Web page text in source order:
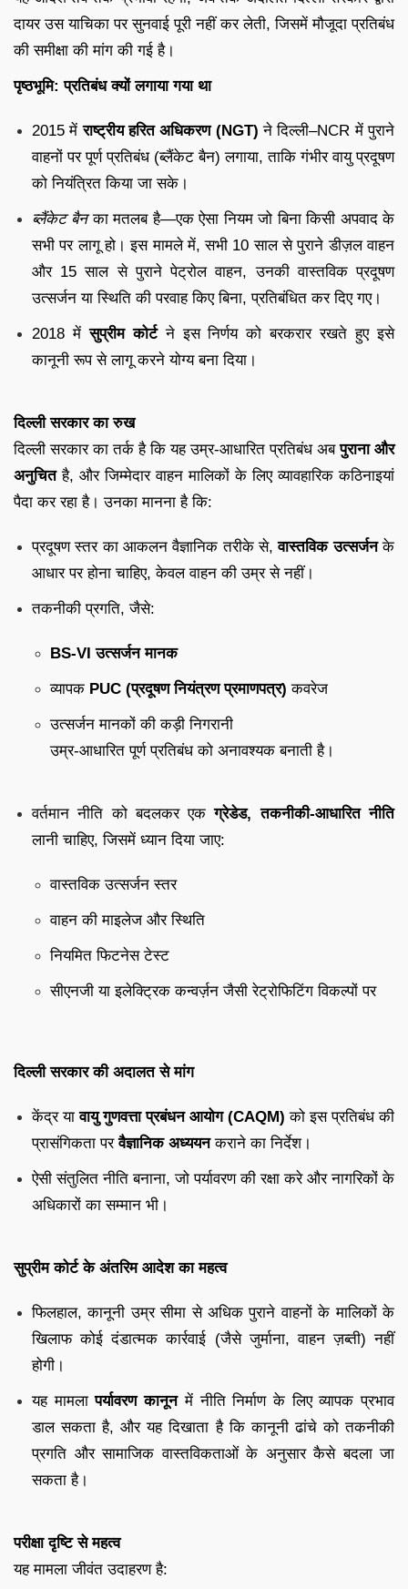
दायर उस याचिका पर सुनवाई पूरी नहीं कर लेती, जिसमें मौजूदा प्रतिबंध
की समीक्षा की मांग की गई है।
पृष्ठभूमि: प्रतिबंध क्यों लगाया गया था
2015 मेंराष्ट्रीय हरित अधिकरण (NGT) ने दिल्ली–NCR में पुराने
वाहनों पर पूर्ण प्रतिबंध (ब्लैंकेट बैन) लगाया, ताकि गंभीर वायु प्रदूषण
को नियंत्रित किया जा सके।
ब्लैंकेट बैनका मतलब है—एक ऐसा नियम जो बिना किसी अपवाद के
सभी पर लागू हो। इस मामले में, सभी 10 साल से पुराने डीज़ल वाहन
और 15 साल से पुराने पेट्रोल वाहन, उनकी वास्तविक प्रदूषण
उत्सर्जन या स्थिति की परवाह किए बिना, प्रतिबंधित कर दिए गए।
2018 मेंसुप्रीम कोर्टने इस निर्णय को बरकरार रखते हुए इसे
कानूनी रूप से लागू करने योग्य बना दिया।
दिल्ली सरकार का रुख
दिल्ली सरकार का तर्क है कि यह उम्र-आधारित प्रतिबंध अबपुराना और
अनुचितहै, और जिम्मेदार वाहन मालिकों के लिए व्यावहारिक कठिनाइयां
पैदा कर रहा है। उनका मानना है कि:
प्रदूषण स्तर का आकलन वैज्ञानिक तरीके से,वास्तविक उत्सर्जनके
आधार पर होना चाहिए, केवल वाहन की उम्र से नहीं।
तकनीकी प्रगति, जैसे:
BS-VI उत्सर्जन मानक
व्यापक PUC (प्रदूषण नियंत्रण प्रमाणपत्र) कवरेज
उत्सर्जन मानकों की कड़ी निगरानी
उम्र-आधारित पूर्ण प्रतिबंध को अनावश्यक बनाती है।
वर्तमान नीति को बदलकर एकग्रेडेड, तकनीकी-आधारित नीति
लानी चाहिए, जिसमें ध्यान दिया जाए:
वास्तविक उत्सर्जन स्तर
वाहन की माइलेज और स्थिति
नियमित फिटनेस टेस्ट
सीएनजी या इलेक्ट्रिक कन्वर्ज़न जैसी रेट्रोफिटिंग विकल्पों पर
दिल्ली सरकार की अदालत से मांग
केंद्र यावायु गुणवत्ता प्रबंधन आयोग (CAQM) को इस प्रतिबंध की
प्रासंगिकता परवैज्ञानिक अध्ययनकराने का निर्देश।
ऐसी संतुलित नीति बनाना, जो पर्यावरण की रक्षा करे और नागरिकों के
अधिकारों का सम्मान भी।
सुप्रीम कोर्ट के अंतरिम आदेश का महत्व
फिलहाल, कानूनी उम्र सीमा से अधिक पुराने वाहनों के मालिकों के
खिलाफ कोई दंडात्मक कार्रवाई (जैसे जुर्माना, वाहन ज़ब्ती) नहीं
होगी।
यह मामलापर्यावरण कानूनमें नीति निर्माण के लिए व्यापक प्रभाव
डाल सकता है, और यह दिखाता है कि कानूनी ढांचे को तकनीकी
प्रगति और सामाजिक वास्तविकताओं के अनुसार कैसे बदला जा
सकता है।
परीक्षा दृष्टि से महत्व
यह मामला जीवंत उदाहरण है: